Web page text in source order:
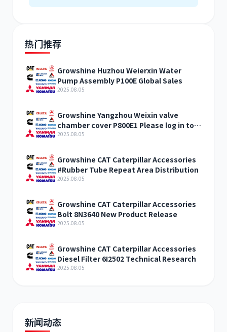
热门推荐
Growshine Huzhou Weierxin Water
Pump Assembly P100E Global Sales
2025.08.05
Growshine Yangzhou Weixin valve
chamber cover P800E1 Please log in to
sell
2025.08.05
Growshine CAT Caterpillar Accessories
#Rubber Tube Repeat Area Distribution
2025.08.05
Growshine CAT Caterpillar Accessories
Bolt 8N3640 New Product Release
2025.08.05
Growshine CAT Caterpillar Accessories
Diesel Filter 6I2502 Technical Research
2025.08.05
新闻动态